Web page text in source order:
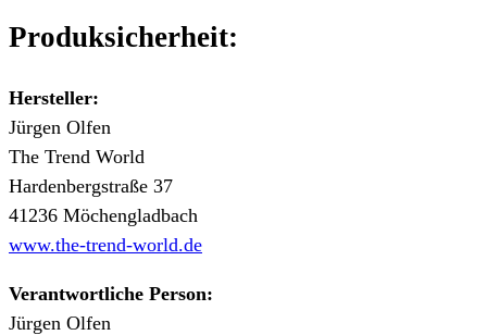
Produksicherheit:
Hersteller:
Jürgen Olfen
The Trend World
Hardenbergstraße 37
41236 Möchengladbach
www.the-trend-world.de
Verantwortliche Person:
Jürgen Olfen